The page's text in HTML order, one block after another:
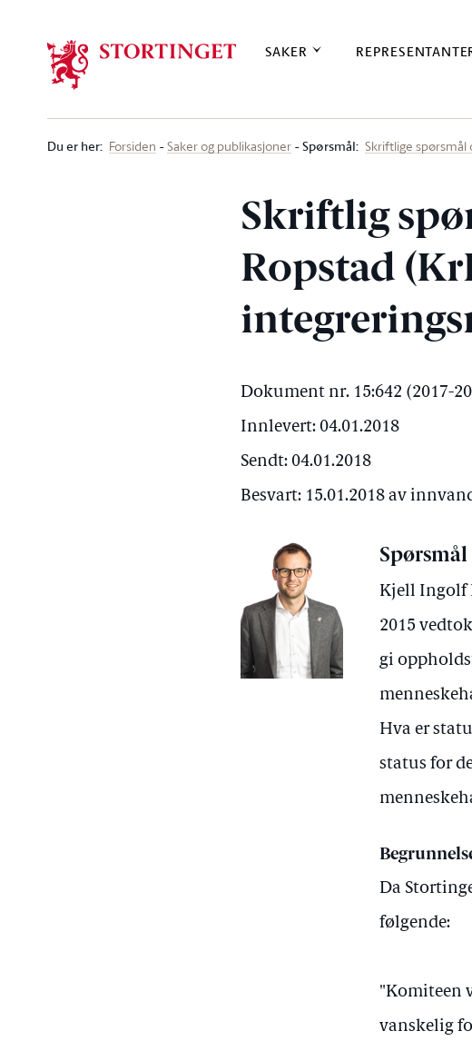
SAKER
Du er her: Forsiden Saker og publikasjoner Spørsmål: Skriftlige spørsmål
Skriftlig
Ropstad
Dokument nr. 15:642 (2017-
Innlevert: 04.01.2018
Sendt: 04.01.2018
Besvart: 15.01.2018 av
Spørsmål
Kjell Ingolf
2015
gi
Hva er
status for
Da
følgende:
"Komiteen
vanskelig